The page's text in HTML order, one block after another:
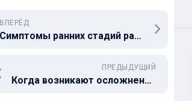
ВПЕРЁД
Симптомы ранних стадий рака, которые нельзя игнорировать
ПРЕДЫДУЩИЙ
Когда возникают осложнения раннего послеоперационного периода